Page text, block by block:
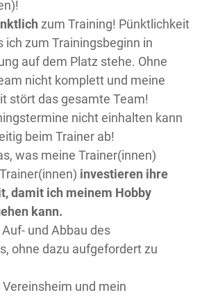
zum Training! Pünktlichkeit
ich zum Trainingsbeginn in
auf dem Platz stehe. Ohne
nicht komplett und meine
stört das gesamte Team!
nicht einhalten kann
beim Trainer ab!
was meine Trainer(innen)
investieren ihre
damit ich meinem Hobby
kann.
und Abbau des
ohne dazu aufgefordert zu
Vereinsheim und mein